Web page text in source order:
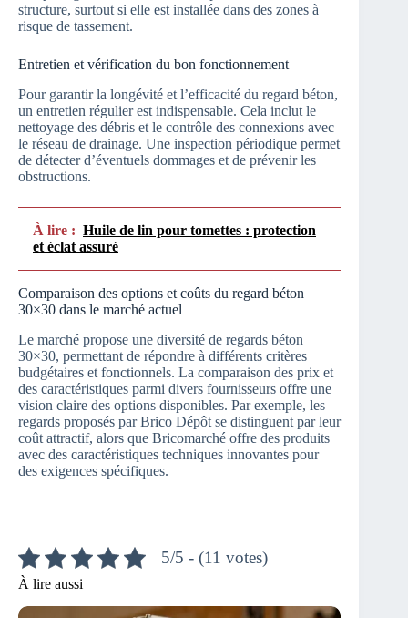
structure, surtout si elle est installée dans des zones à
risque de tassement.
Entretien et vérification du bon fonctionnement
Pour garantir la longévité et l’efficacité du regard béton,
un entretien régulier est indispensable. Cela inclut le
nettoyage des débris et le contrôle des connexions avec
le réseau de drainage. Une inspection périodique permet
de détecter d’éventuels dommages et de prévenir les
obstructions.
À lire : Huile de lin pour tomettes : protection
et éclat assuré
Comparaison des options et coûts du regard béton
30×30 dans le marché actuel
Le marché propose une diversité de regards béton
30×30, permettant de répondre à différents critères
budgétaires et fonctionnels. La comparaison des prix et
des caractéristiques parmi divers fournisseurs offre une
vision claire des options disponibles. Par exemple, les
regards proposés par Brico Dépôt se distinguent par leur
coût attractif, alors que Bricomarché offre des produits
avec des caractéristiques techniques innovantes pour
des exigences spécifiques.
5/5 - (11 votes)
À lire aussi